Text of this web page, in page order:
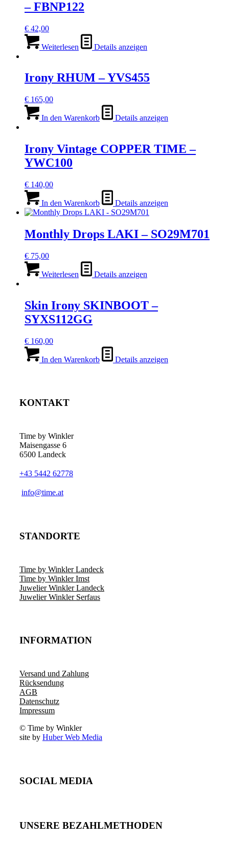
– FBNP122
€ 42,00
Weiterlesen Details anzeigen
Irony RHUM – YVS455
€ 165,00
In den Warenkorb Details anzeigen
Irony Vintage COPPER TIME –
YWC100
€ 140,00
In den Warenkorb Details anzeigen
Monthly Drops LAKI – SO29M701
€ 75,00
Weiterlesen Details anzeigen
Skin Irony SKINBOOT –
SYXS112GG
€ 160,00
In den Warenkorb Details anzeigen
KONTAKT
Time by Winkler
Maisengasse 6
6500 Landeck
+43 5442 62778
­info@time.at
STANDORTE
Time by Winkler Landeck
Time by Winkler Imst
Juwelier Winkler Landeck
Juwelier Winkler Serfaus
INFORMATION
Versand und Zahlung
Rücksendung
AGB
Datenschutz
Impressum
© Time by Winkler
site by Huber Web Media
SOCIAL MEDIA
UNSERE BEZAHLMETHODEN